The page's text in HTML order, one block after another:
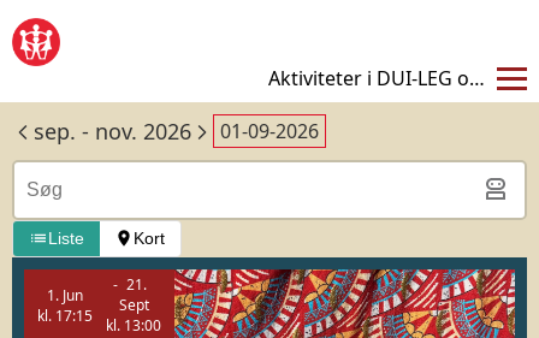
Aktiviteter i DUI-LEG og VIRKE
Kalender - September 2026 | DUI Kalender
sep. - nov. 2026 01-09-2026
Liste Kort
1. Jun
kl. 17:15
21.
Sept
kl. 13:00